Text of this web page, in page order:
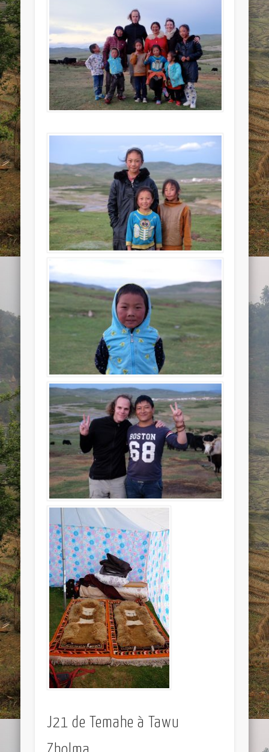
J21 de Temahe à Tawu